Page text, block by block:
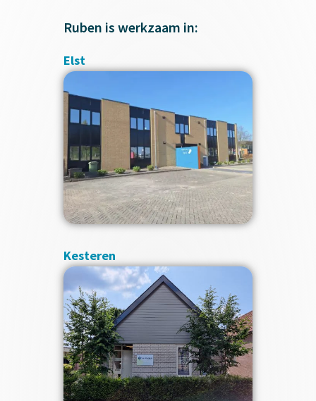
Ruben is werkzaam in:
Elst
Kesteren